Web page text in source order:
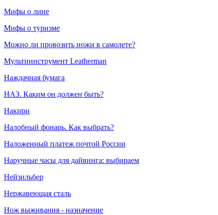
Мифы о лине
Мифы о туризме
Можно ли провозить ножи в самолете?
Мультиинструмент Leatherman
Наждачная бумага
НАЗ. Каким он должен быть?
Накири
Налобный фонарь. Как выбрать?
Наложенный платеж почтой России
Наручные часы для дайвинга: выбираем
Нейзильбер
Нержавеющая сталь
Нож выживания - назначение